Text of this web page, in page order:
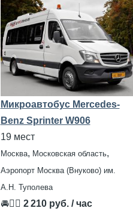
Микроавтобус Mercedes-
Benz Sprinter W906
19 мест
Москва, Московская область,
Аэропорт Москва (Внуково) им.
А.Н. Туполева
🚘👨‍✈ 2 210 руб. / час